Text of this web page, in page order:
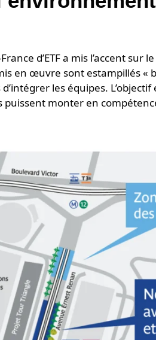
d’ETF a mis l’accent
en œuvre sont estampillés «
les équipes.
monter en